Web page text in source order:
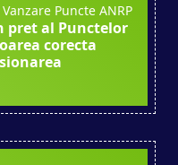
Puncte ANRP
pret al Punctelor
corecta